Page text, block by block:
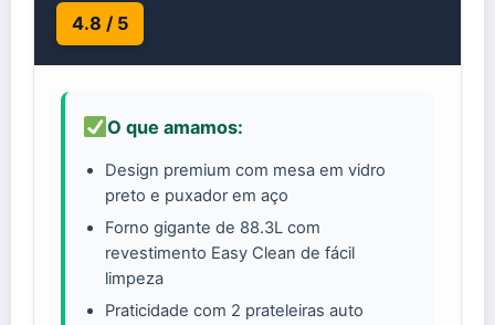
4.8 / 5
O que amamos:
Design premium com mesa em vidro
preto e puxador em aço
Forno gigante de 88.3L com
revestimento Easy Clean de fácil
limpeza
Praticidade com 2 prateleiras auto